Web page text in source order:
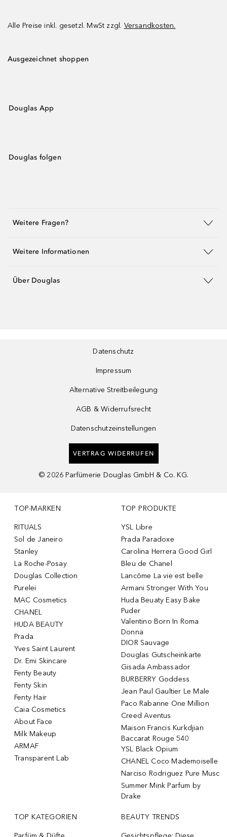
Alle Preise inkl. gesetzl. MwSt zzgl. Versandkosten.
Ausgezeichnet shoppen
Douglas App
Douglas folgen
Weitere Fragen?
Weitere Informationen
Über Douglas
Datenschutz
Impressum
Alternative Streitbeilegung
AGB & Widerrufsrecht
Datenschutzeinstellungen
VERTRAG WIDERRUFEN
© 2026 Parfümerie Douglas GmbH & Co. KG.
TOP-MARKEN
RITUALS
Sol de Janeiro
Stanley
La Roche-Posay
Douglas Collection
Purelei
MAC Cosmetics
CHANEL
HUDA BEAUTY
Prada
Yves Saint Laurent
Dr. Emi Skincare
Fenty Beauty
Fenty Skin
Fenty Hair
Caia Cosmetics
About Face
Milk Makeup
ARMAF
Transparent Lab
TOP PRODUKTE
YSL Libre
Prada Paradoxe
Carolina Herrera Good Girl
Bleu de Chanel
Lancôme La vie est belle
Armani Stronger With You
Huda Beuaty Easy Bake
Puder
Valentino Born In Roma
Donna
DIOR Sauvage
Douglas Gutscheinkarte
Gisada Ambassador
BURBERRY Goddess
Jean Paul Gaultier Le Male
Paco Rabanne One Million
Creed Aventus
Maison Francis Kurkdjian
Baccarat Rouge 540
YSL Black Opium
CHANEL Coco Mademoiselle
Narciso Rodriguez Pure Musc
Summer Mink Parfum by
Drake
TOP KATEGORIEN BEAUTY TRENDS